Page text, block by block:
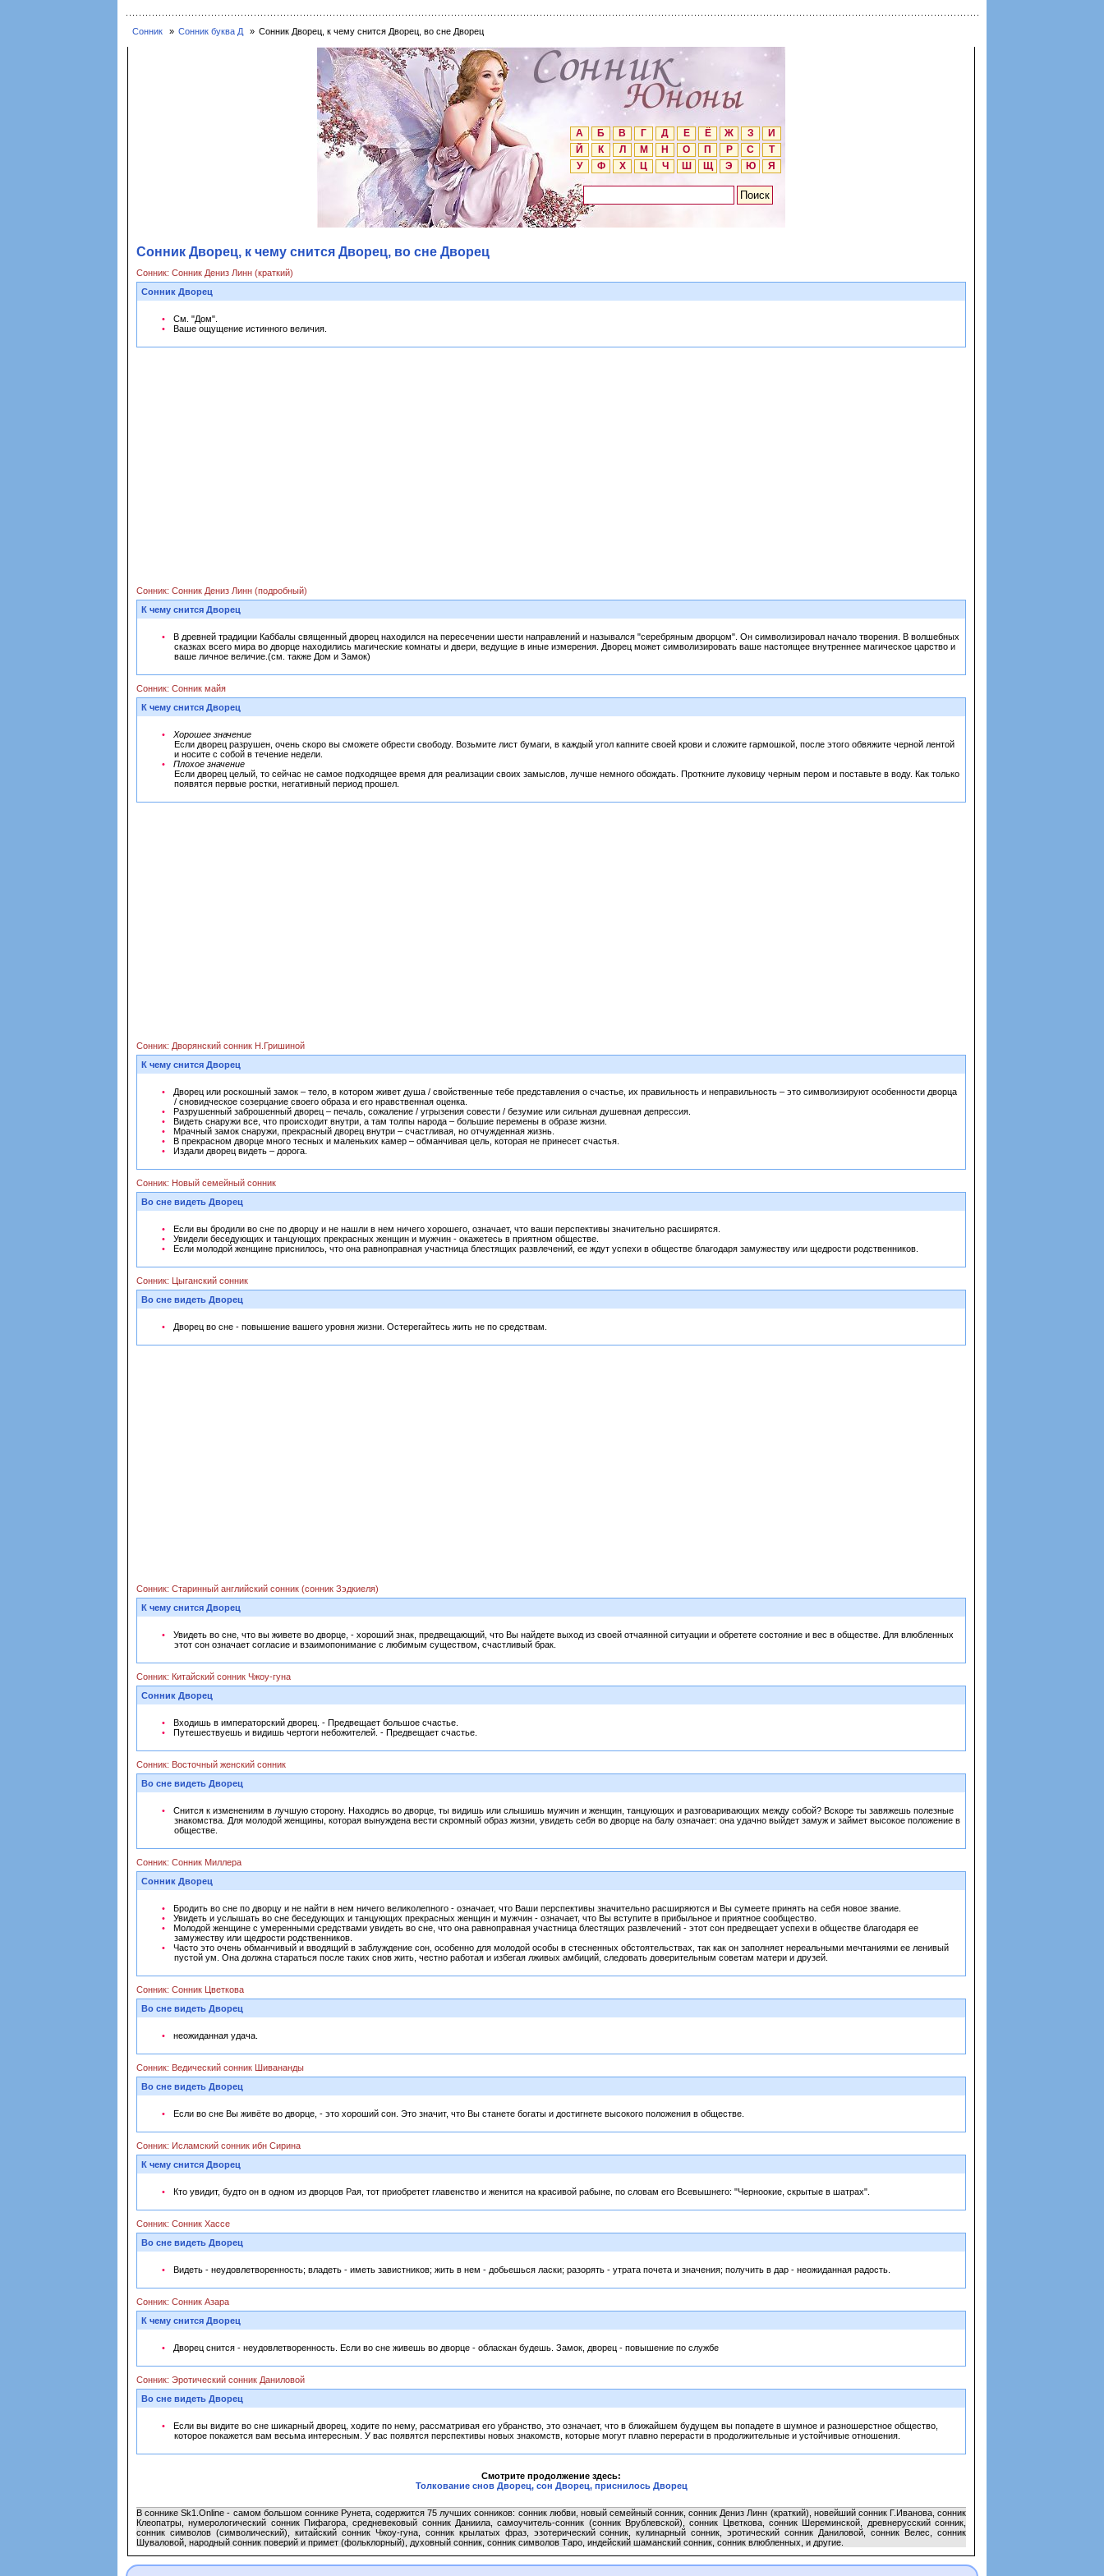
Сонник Сонник буква Д Сонник Дворец, к чему снится Дворец, во сне Дворец
А Б В Г Д Е Ё Ж З
И
Й
К Л М Н О П Р С
Т
У
Ф Х Ц Ч Ш Щ Э Ю Я
Сонник Дворец, к чему снится Дворец, во сне Дворец
Сонник: Сонник Дениз Линн (краткий)
Сонник Дворец
См. "Дом".
Ваше ощущение истинного величия.
Сонник: Сонник Дениз Линн (подробный)
К чему снится Дворец
В древней традиции Каббалы священный дворец находился на пересечении шести направлений и назывался "серебряным дворцом". Он символизировал начало творения. В волшебных
сказках всего мира во дворце находились магические комнаты и двери, ведущие в иные измерения. Дворец может символизировать ваше настоящее внутреннее магическое царство и
ваше личное величие.(см. также Дом и Замок)
Сонник: Сонник майя
К чему снится Дворец
Хорошее значение
Если дворец разрушен, очень скоро вы сможете обрести свободу. Возьмите лист бумаги, в каждый угол капните своей крови и сложите гармошкой, после этого обвяжите черной лентой
и носите с собой в течение недели.
Плохое значение
Если дворец целый, то сейчас не самое подходящее время для реализации своих замыслов, лучше немного обождать. Проткните луковицу черным пером и поставьте в воду. Как только
появятся первые ростки, негативный период прошел.
Сонник: Дворянский сонник Н.Гришиной
К чему снится Дворец
Дворец или роскошный замок – тело, в котором живет душа / свойственные тебе представления о счастье, их правильность и неправильность – это символизируют особенности дворца
/ сновидческое созерцание своего образа и его нравственная оценка.
Разрушенный заброшенный дворец – печаль, сожаление / угрызения совести / безумие или сильная душевная депрессия.
Видеть снаружи все, что происходит внутри, а там толпы народа – большие перемены в образе жизни.
Мрачный замок снаружи, прекрасный дворец внутри – счастливая, но отчужденная жизнь.
В прекрасном дворце много тесных и маленьких камер – обманчивая цель, которая не принесет счастья.
Издали дворец видеть – дорога.
Сонник: Новый семейный сонник
Во сне видеть Дворец
Если вы бродили во сне по дворцу и не нашли в нем ничего хорошего, означает, что ваши перспективы значительно расширятся.
Увидели беседующих и танцующих прекрасных женщин и мужчин - окажетесь в приятном обществе.
Если молодой женщине приснилось, что она равноправная участница блестящих развлечений, ее ждут успехи в обществе благодаря замужеству или щедрости родственников.
Сонник: Цыганский сонник
Во сне видеть Дворец
Дворец во сне - повышение вашего уровня жизни. Остерегайтесь жить не по средствам.
Сонник: Старинный английский сонник (сонник Зэдкиеля)
К чему снится Дворец
Увидеть во сне, что вы живете во дворце, - хороший знак, предвещающий, что Вы найдете выход из своей отчаянной ситуации и обретете состояние и вес в обществе. Для влюбленных
этот сон означает согласие и взаимопонимание с любимым существом, счастливый брак.
Сонник: Китайский сонник Чжоу-гуна
Сонник Дворец
Входишь в императорский дворец. - Предвещает большое счастье.
Путешествуешь и видишь чертоги небожителей. - Предвещает счастье.
Сонник: Восточный женский сонник
Во сне видеть Дворец
Снится к изменениям в лучшую сторону. Находясь во дворце, ты видишь или слышишь мужчин и женщин, танцующих и разговаривающих между собой? Вскоре ты завяжешь полезные
знакомства. Для молодой женщины, которая вынуждена вести скромный образ жизни, увидеть себя во дворце на балу означает: она удачно выйдет замуж и займет высокое положение в
обществе.
Сонник: Сонник Миллера
Сонник Дворец
Бродить во сне по дворцу и не найти в нем ничего великолепного - означает, что Ваши перспективы значительно расширяются и Вы сумеете принять на себя новое звание.
Увидеть и услышать во сне беседующих и танцующих прекрасных женщин и мужчин - означает, что Вы вступите в прибыльное и приятное сообщество.
Молодой женщине с умеренными средствами увидеть во сне, что она равноправная участница блестящих развлечений - этот сон предвещает успехи в обществе благодаря ее
замужеству или щедрости родственников.
Часто это очень обманчивый и вводящий в заблуждение сон, особенно для молодой особы в стесненных обстоятельствах, так как он заполняет нереальными мечтаниями ее ленивый
пустой ум. Она должна стараться после таких снов жить, честно работая и избегая лживых амбиций, следовать доверительным советам матери и друзей.
Сонник: Сонник Цветкова
Во сне видеть Дворец
неожиданная удача.
Сонник: Ведический сонник Шивананды
Во сне видеть Дворец
Если во сне Вы живёте во дворце, - это хороший сон. Это значит, что Вы станете богаты и достигнете высокого положения в обществе.
Сонник: Исламский сонник ибн Сирина
К чему снится Дворец
Кто увидит, будто он в одном из дворцов Рая, тот приобретет главенство и женится на красивой рабыне, по словам его Всевышнего: "Черноокие, скрытые в шатрах".
Сонник: Сонник Хассе
Во сне видеть Дворец
Видеть - неудовлетворенность; владеть - иметь завистников; жить в нем - добьешься ласки; разорять - утрата почета и значения; получить в дар - неожиданная радость.
Сонник: Сонник Азара
К чему снится Дворец
Дворец снится - неудовлетворенность. Если во сне живешь во дворце - обласкан будешь. Замок, дворец - повышение по службе
Сонник: Эротический сонник Даниловой
Во сне видеть Дворец
Если вы видите во сне шикарный дворец, ходите по нему, рассматривая его убранство, это означает, что в ближайшем будущем вы попадете в шумное и разношерстное общество,
которое покажется вам весьма интересным. У вас появятся перспективы новых знакомств, которые могут плавно перерасти в продолжительные и устойчивые отношения.
Смотрите продолжение здесь:
Толкование снов Дворец, сон Дворец, приснилось Дворец
В соннике Sk1.Online - самом большом соннике Рунета, содержится 75 лучших сонников: сонник любви, новый семейный сонник, сонник Дениз Линн (краткий), новейший сонник Г.Иванова, сонник
Клеопатры, нумерологический сонник Пифагора, средневековый сонник Даниила, самоучитель-сонник (сонник Врублевской), сонник Цветкова, сонник Шереминской, древнерусский сонник,
сонник символов (символический), китайский сонник Чжоу-гуна, сонник крылатых фраз, эзотерический сонник, кулинарный сонник, эротический сонник Даниловой, сонник Велес, сонник
Шуваловой, народный сонник поверий и примет (фольклорный), духовный сонник, сонник символов Таро, индейский шаманский сонник, сонник влюбленных, и другие.